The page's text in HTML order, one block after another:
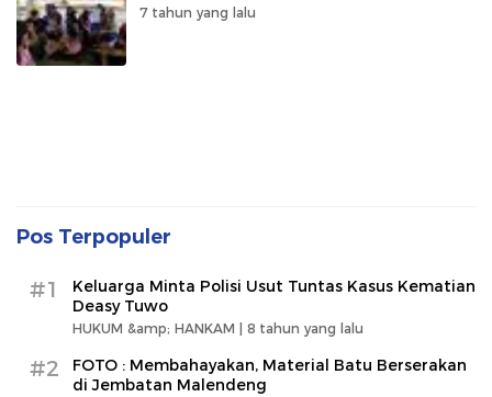
7 tahun yang lalu
Pos Terpopuler
#1
Keluarga Minta Polisi Usut Tuntas Kasus Kematian
Deasy Tuwo
HUKUM &amp; HANKAM | 8 tahun yang lalu
#2
FOTO : Membahayakan, Material Batu Berserakan
di Jembatan Malendeng